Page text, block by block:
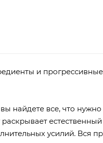
и
найдете все, что
усилий. Вся